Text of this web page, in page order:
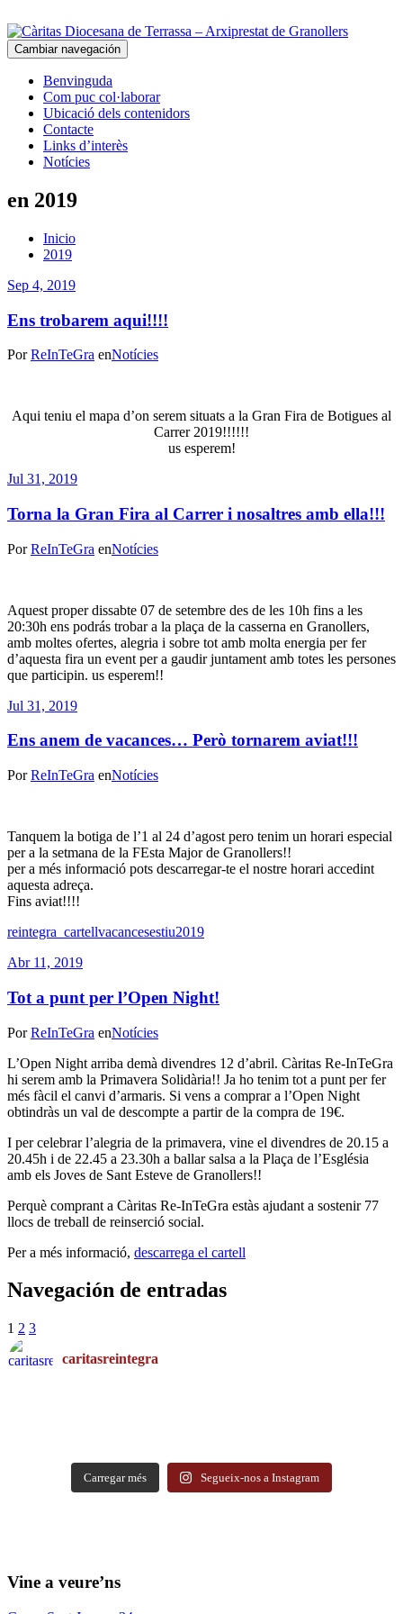
Cambiar navegación
Benvinguda
Com puc col·laborar
Ubicació dels contenidors
Contacte
Links d’interès
Notícies
en 2019
Inicio
2019
Sep 4, 2019
Ens trobarem aqui!!!!
PorReInTeGra enNotícies
Aqui teniu el mapa d’on serem situats a la Gran Fira de Botigues al
Carrer 2019!!!!!!
us esperem!
Jul 31, 2019
Torna la Gran Fira al Carrer i nosaltres amb ella!!!
PorReInTeGra enNotícies
Aquest proper dissabte 07 de setembre des de les 10h fins a les
20:30h ens podrás trobar a la plaça de la casserna en Granollers,
amb moltes ofertes, alegria i sobre tot amb molta energia per fer
d’aquesta fira un event per a gaudir juntament amb totes les persones
que participin. us esperem!!
Jul 31, 2019
Ens anem de vacances… Però tornarem aviat!!!
PorReInTeGra enNotícies
Tanquem la botiga de l’1 al 24 d’agost pero tenim un horari especial
per a la setmana de la FEsta Major de Granollers!!
per a més informació pots descarregar-te el nostre horari accedint
aquesta adreça.
Fins aviat!!!!
reintegra_cartellvacancesestiu2019
Abr 11, 2019
Tot a punt per l’Open Night!
PorReInTeGra enNotícies
L’Open Night arriba demà divendres 12 d’abril. Càritas Re-InTeGra
hi serem amb la Primavera Solidària!! Ja ho tenim tot a punt per fer
més fàcil el canvi d’armaris. Si vens a comprar a l’Open Night
obtindràs un val de descompte a partir de la compra de 19€.
I per celebrar l’alegria de la primavera, vine el divendres de 20.15 a
20.45h i de 22.45 a 23.30h a ballar salsa a la Plaça de l’Església
amb els Joves de Sant Esteve de Granollers!!
Perquè comprant a Càritas Re-InTeGra estàs ajudant a sostenir 77
llocs de treball de reinserció social.
Per a més informació, descarrega el cartell
Navegación de entradas
1 2 3
caritasreintegra
Carregar més Segueix-nos a Instagram
Vine a veure’ns